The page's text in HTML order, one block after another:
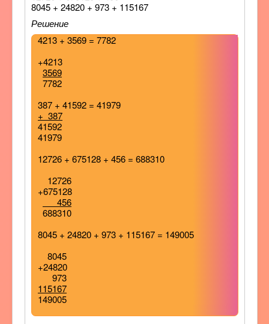
8045 + 24820 + 973 + 115167
Решение
4213 + 3569 = 7782
+4213
3569
7782
387 + 41592 = 41979
+ 387
41592
41979
12726 + 675128 + 456 = 688310
12726
+675128
456
688310
8045 + 24820 + 973 + 115167 = 149005
8045
+24820
973
115167
149005